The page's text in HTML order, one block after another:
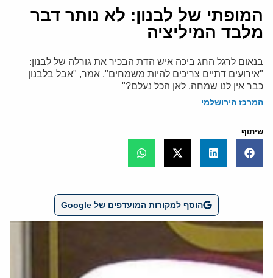
המופתי של לבנון: לא נותר דבר
מלבד המיליציה
בנאום לרגל החג ביכה איש הדת הבכיר את גורלה של לבנון:
"אירועים דתיים צריכים להיות משמחים", אמר, "אבל בלבנון
כבר אין לנו שמחה. לאן הכל נעלם?"
המרכז הירושלמי
שיתוף
הוסף למקורות המועדפים של Google